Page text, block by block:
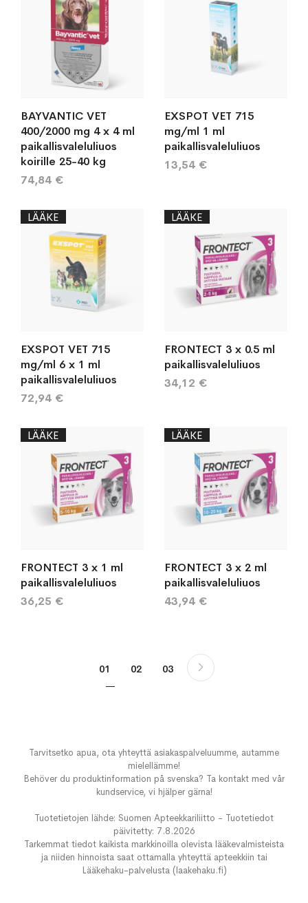
BAYVANTIC VET
400/2000 mg 4 x 4 ml
paikallisvaleluliuos
koirille 25-40 kg
74,84 €
EXSPOT VET 715
mg/ml 1 ml
paikallisvaleluliuos
13,54 €
LÄÄKE
EXSPOT VET 715
mg/ml 6 x 1 ml
paikallisvaleluliuos
72,94 €
LÄÄKE
FRONTECT 3 x 0.5 ml
paikallisvaleluliuos
34,12 €
LÄÄKE
FRONTECT 3 x 1 ml
paikallisvaleluliuos
36,25 €
LÄÄKE
FRONTECT 3 x 2 ml
paikallisvaleluliuos
43,94 €
You're currently reading page
01 Sivu
02 Sivu
03 Sivu
Seuraava
Tarvitsetko apua, ota yhteyttä asiakaspalveluumme, autamme
mielellämme!
Behöver du produktinformation på svenska? Ta kontakt med vår
kundservice, vi hjälper gärna!
Tuotetietojen lähde: Suomen Apteekkariliitto - Tuotetiedot
päivitetty: 7.8.2026
Tarkemmat tiedot kaikista markkinoilla olevista lääkevalmisteista
ja niiden hinnoista saat ottamalla yhteyttä apteekkiin tai
Lääkehaku-palvelusta (laakehaku.fi)